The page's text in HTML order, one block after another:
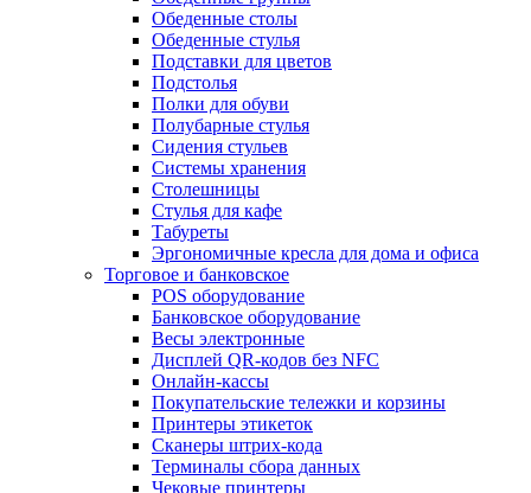
Обеденные столы
Обеденные стулья
Подставки для цветов
Подстолья
Полки для обуви
Полубарные стулья
Сидения стульев
Системы хранения
Столешницы
Стулья для кафе
Табуреты
Эргономичные кресла для дома и офиса
Торговое и банковское
POS оборудование
Банковское оборудование
Весы электронные
Дисплей QR-кодов без NFC
Онлайн-кассы
Покупательские тележки и корзины
Принтеры этикеток
Сканеры штрих-кода
Терминалы сбора данных
Чековые принтеры